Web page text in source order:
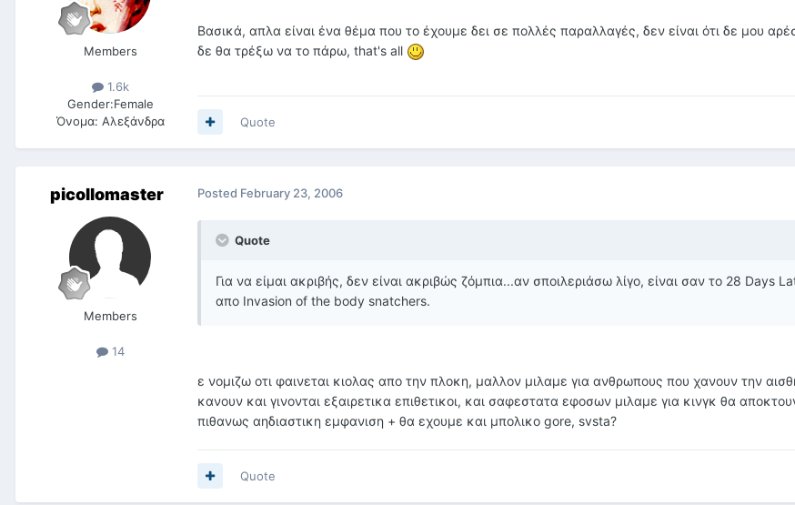
Members
1.6k
Gender:Female
Όνομα: Αλεξάνδρα
Βασικά, απλα είναι ένα θέμα που το έχουμε δει σε πολλές παραλλαγές, δεν είναι ότι δε μου
δε θα τρέξω να το πάρω, that's all
Quote
picollomaster
Members
14
Posted February 23, 2006
Quote
Για να είμαι ακριβής, δεν είναι ακριβώς ζόμπια...αν σποιλεριάσω λίγο, είναι σαν το 28 Days
απο Ιnvasion of the body snatchers.
ε νομιζω οτι φαινεται κιολας απο την πλοκη, μαλλον μιλαμε για ανθρωπους που χανουν την
κανουν και γινονται εξαιρετικα επιθετικοι, και σαφεστατα εφοσων μιλαμε για κινγκ θα
πιθανως αηδιαστικη εμφανιση + θα εχουμε και μπολικο gore, svsta?
Quote